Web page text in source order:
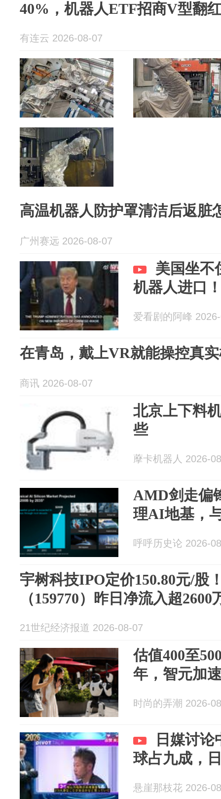
40%，机器人ETF招商V型翻
有连云 2026-08-07
高温机器人防护罩清洁后返脏
广州赛远 2026-08-07
美国坐不
机器人进口
爱看剧的阿峰
在青岛，戴上VR就能操控真
商讯 2026-08-07
北京上下料
些
藦卡机器人 2026-
AMD剑走偏
理AI地基，
呼呼历史论 2026-
宇树科技IPO定价150.80元/股
（159770）昨日净流入超2600
21世纪经济报道 2026-08-07
估值400至
年，智元加
时尚的弄潮 2026-
日媒讨
球占九成，
悬崖那枝花 2026-